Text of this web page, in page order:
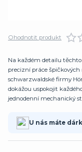
Ohodnotit produkt
Na každém detailu
precizní práce
schwarzwaldské firmy
dokážou uspokojit
jednodenní mechanický
U nás máte